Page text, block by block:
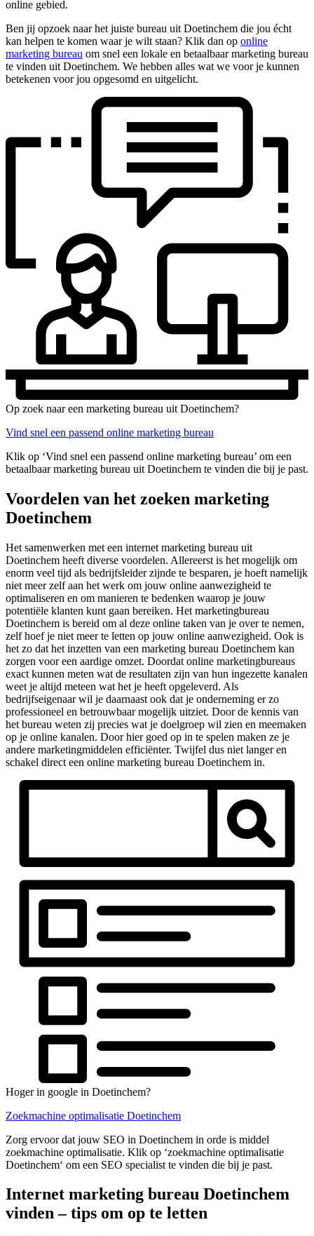
online gebied.
Ben jij opzoek naar het juiste bureau uit Doetinchem die jou écht
kan helpen te komen waar je wilt staan? Klik dan op online
marketing bureau om snel een lokale en betaalbaar marketing bureau
te vinden uit Doetinchem. We hebben alles wat we voor je kunnen
betekenen voor jou opgesomd en uitgelicht.
Op zoek naar een marketing bureau uit Doetinchem?
Vind snel een passend online marketing bureau
Klik op ‘Vind snel een passend online marketing bureau’ om een
betaalbaar marketing bureau uit Doetinchem te vinden die bij je past.
Voordelen van het zoeken marketing
Doetinchem
Het samenwerken met een internet marketing bureau uit
Doetinchem heeft diverse voordelen. Allereerst is het mogelijk om
enorm veel tijd als bedrijfsleider zijnde te besparen, je hoeft namelijk
niet meer zelf aan het werk om jouw online aanwezigheid te
optimaliseren en om manieren te bedenken waarop je jouw
potentiële klanten kunt gaan bereiken. Het marketingbureau
Doetinchem is bereid om al deze online taken van je over te nemen,
zelf hoef je niet meer te letten op jouw online aanwezigheid. Ook is
het zo dat het inzetten van een marketing bureau Doetinchem kan
zorgen voor een aardige omzet. Doordat online marketingbureaus
exact kunnen meten wat de resultaten zijn van hun ingezette kanalen
weet je altijd meteen wat het je heeft opgeleverd. Als
bedrijfseigenaar wil je daarnaast ook dat je onderneming er zo
professioneel en betrouwbaar mogelijk uitziet. Door de kennis van
het bureau weten zij precies wat je doelgroep wil zien en meemaken
op je online kanalen. Door hier goed op in te spelen maken ze je
andere marketingmiddelen efficiënter. Twijfel dus niet langer en
schakel direct een online marketing bureau Doetinchem in.
Hoger in google in Doetinchem?
Zoekmachine optimalisatie Doetinchem
Zorg ervoor dat jouw SEO in Doetinchem in orde is middel
zoekmachine optimalisatie. Klik op ‘zoekmachine optimalisatie
Doetinchem‘ om een SEO specialist te vinden die bij je past.
Internet marketing bureau Doetinchem
vinden – tips om op te letten